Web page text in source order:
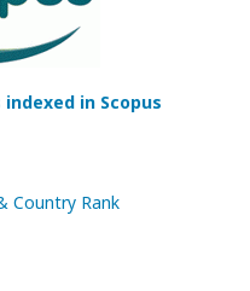
in Scopus